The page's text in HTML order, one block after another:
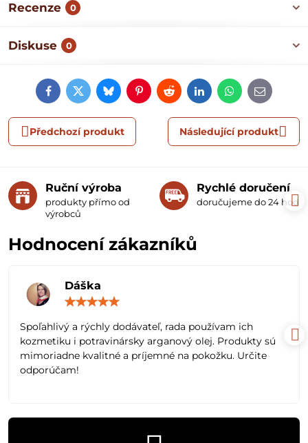
Recenze 0
Diskuse 0
FacebookTwitterBlueskyPinterestRedditLinkedInWhatsApp
E-
mail
Předchozí produkt Následující produkt
Ruční výroba
produkty přímo od
výrobců
Rychlé doručení
doručujeme do 24 hodin
Hodnocení zákazníků
Dáška
5
Spoľahlivý a rýchly dodávateľ, rada používam ich
kozmetiku i potravinársky arganový olej. Produkty sú
mimoriadne kvalitné a príjemné na pokožku. Určite
odporúčam!